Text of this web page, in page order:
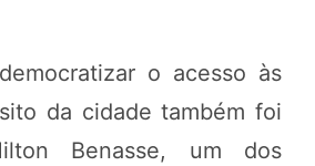
o acesso às
da cidade também foi
Benasse, um dos